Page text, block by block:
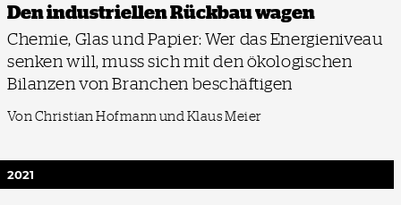
Den industriellen Rückbau wagen
Chemie, Glas und Papier: Wer das Energieniveau
senken will, muss sich mit den ökologischen
Bilanzen von Branchen beschäftigen
Von Christian Hofmann und Klaus Meier
2021